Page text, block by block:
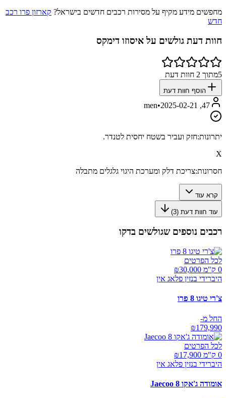
מחפשים מידע מקיף על מסירות רכבים חדשים בישראל? קארזון פרו רכב
חדש
חוות דעת גולשים על איסוזו דימקס
5מתוך 2 חוות דעת
הוסף חוות דעת
47, men
•2025-02-21
יתרונות:חזק ועביר בשטח יחסית לטנדר.
X
חסרונות:צריכת דלק ומערכת היגוי גלגלים מתבלה
קרא עוד
עוד חוות דעת (3
)
רכבים נוספים שגולשים בדקו
לכל הפרטים
0 ק"מ ₪
30,000
היברידי בנזין פלאג אין
צ'רי טיגו 8 פרו
החל מ-
₪179,990
לכל הפרטים
0 ק"מ ₪
17,900
היברידי בנזין פלאג אין
אומודה ג'אקו Jaecoo 8